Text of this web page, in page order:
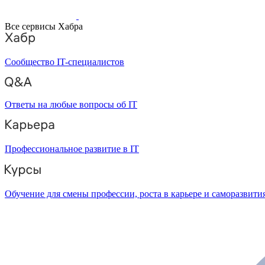
Все сервисы Хабра
Сообщество IT-специалистов
Ответы на любые вопросы об IT
Профессиональное развитие в IT
Обучение для смены профессии, роста в карьере и